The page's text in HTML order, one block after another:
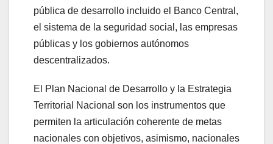
pública de desarrollo incluido el Banco Central,
el sistema de la seguridad social, las empresas
públicas y los gobiernos autónomos
descentralizados.
El Plan Nacional de Desarrollo y la Estrategia
Territorial Nacional son los instrumentos que
permiten la articulación coherente de metas
nacionales con objetivos, asimismo, nacionales